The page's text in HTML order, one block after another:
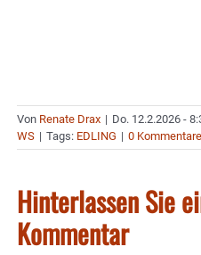
Von Renate Drax | Do. 12.2.2026 -
WS | Tags: EDLING | 0 Kommentare
Hinterlassen Sie
Kommentar